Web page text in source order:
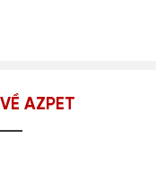
AZPET